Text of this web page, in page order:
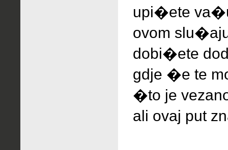
upi�ete
ovom
dobi�ete
gdje �e te
�to je
ali ovaj put